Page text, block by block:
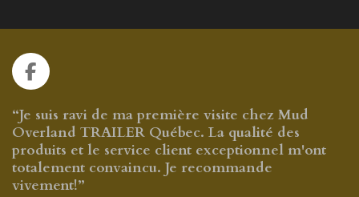
e
e
e
e
F
a
c
e
b
o
o
“Je suis ravi de ma première visite chez Mud
Overland TRAILER Québec. La qualité des
produits et le service client exceptionnel m'ont
totalement convaincu. Je recommande
vivement!”